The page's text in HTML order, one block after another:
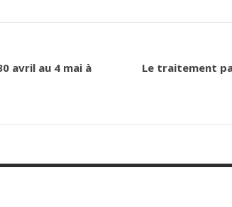
avril au 4 mai à
Le traitement